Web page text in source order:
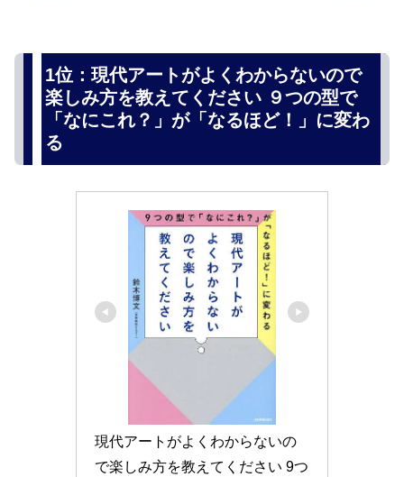
1位：現代アートがよくわからないので
楽しみ方を教えてください ９つの型で
「なにこれ？」が「なるほど！」に変わ
る
現代アートがよくわからないの
で楽しみ方を教えてください 9つ